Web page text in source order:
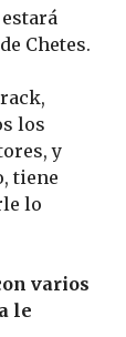
Chetes.
los
y
tiene
lo
varios
le